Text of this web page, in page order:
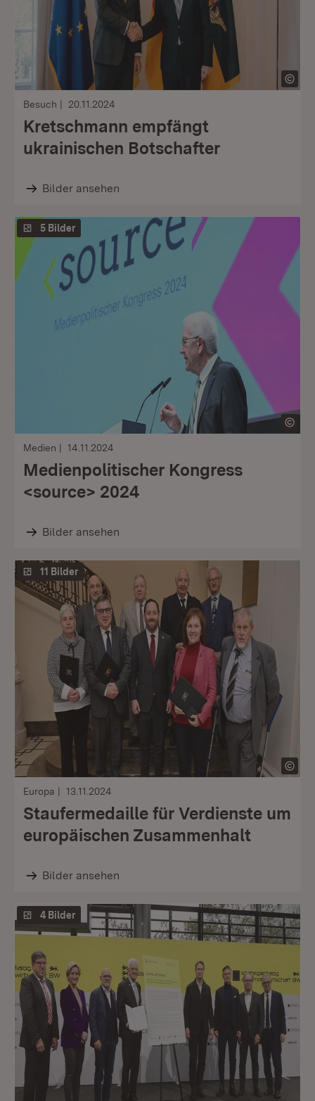
Besuch 20.11.2024
Kretschmann empfängt
ukrainischen Botschafter
Bilder ansehen
5 Bilder
Medien 14.11.2024
Medienpolitischer Kongress
<source> 2024
Bilder ansehen
11 Bilder
Europa 13.11.2024
Staufermedaille für Verdienste um
europäischen Zusammenhalt
Bilder ansehen
4 Bilder